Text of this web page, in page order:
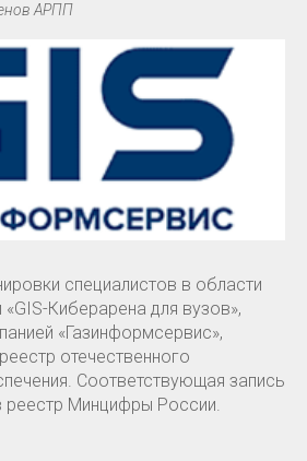
АРПП
специалистов в области
Киберарена для вузов»,
«Газинформсервис»,
отечественного
Соответствующая запись
Минцифры России.